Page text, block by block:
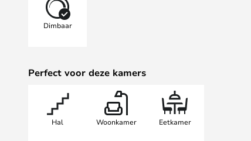
Dimbaar
Perfect voor deze kamers
Hal Woonkamer Eetkamer